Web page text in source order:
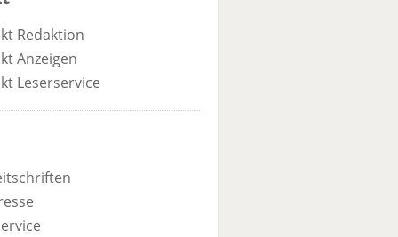
Redaktion
Anzeigen
Leserservice